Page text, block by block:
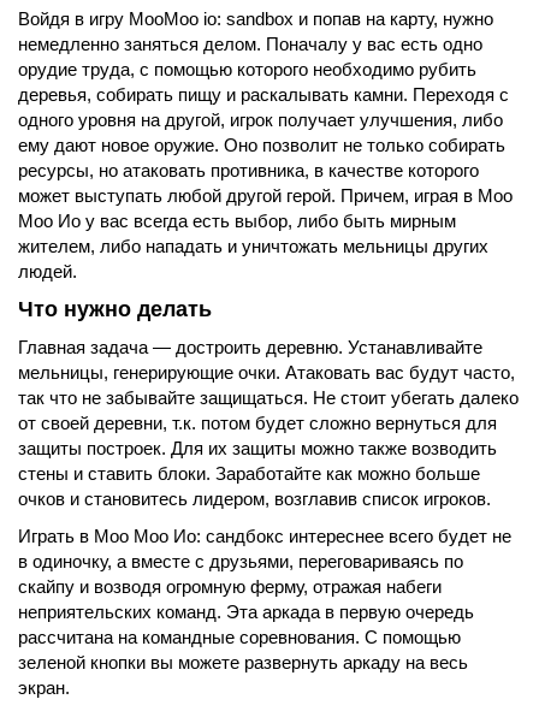
Войдя в игру MooMoo io: sandbox и попав на карту, нужно
немедленно заняться делом. Поначалу у вас есть одно
орудие труда, с помощью которого необходимо рубить
деревья, собирать пищу и раскалывать камни. Переходя с
одного уровня на другой, игрок получает улучшения, либо
ему дают новое оружие. Оно позволит не только собирать
ресурсы, но атаковать противника, в качестве которого
может выступать любой другой герой. Причем, играя в Моо
Моо Ио у вас всегда есть выбор, либо быть мирным
жителем, либо нападать и уничтожать мельницы других
людей.
Что нужно делать
Главная задача — достроить деревню. Устанавливайте
мельницы, генерирующие очки. Атаковать вас будут часто,
так что не забывайте защищаться. Не стоит убегать далеко
от своей деревни, т.к. потом будет сложно вернуться для
защиты построек. Для их защиты можно также возводить
стены и ставить блоки. Заработайте как можно больше
очков и становитесь лидером, возглавив список игроков.
Играть в Моо Моо Ио: сандбокс интереснее всего будет не
в одиночку, а вместе с друзьями, переговариваясь по
скайпу и возводя огромную ферму, отражая набеги
неприятельских команд. Эта аркада в первую очередь
рассчитана на командные соревнования. С помощью
зеленой кнопки вы можете развернуть аркаду на весь
экран.